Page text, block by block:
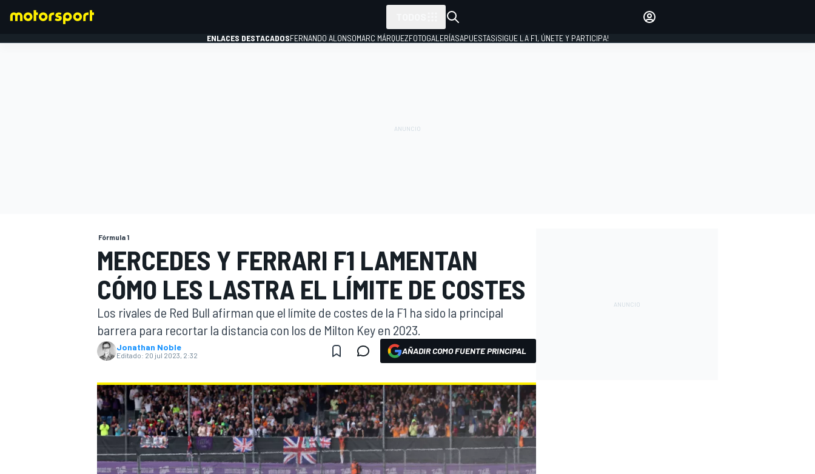
ENLACES DESTACADOSFERNANDO ALONSOMARC MÁRQUEZFOTOGALERÍASAPUESTAS¡SIGUE LA F1, ÚNETE Y PARTICIPA!
Fórmula 1
MERCEDES Y FERRARI F1 LAMENTAN
CÓMO LES LASTRA EL LÍMITE DE COSTES
Los rivales de Red Bull afirman que el límite de costes de la F1 ha sido la principal
barrera para recortar la distancia con los de Milton Key en 2023.
Jonathan Noble
Editado: 20 jul 2023, 2:32 AÑADIR COMO FUENTE PRINCIPAL